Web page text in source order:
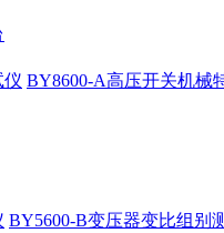
仪 BY8600-A高压开关机械
BY5600-B变压器变比组别